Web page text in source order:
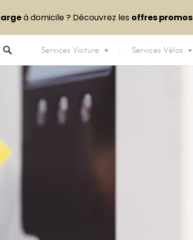
Services Voiture Services Vélos
à domicile ? Découvrez les offres promos